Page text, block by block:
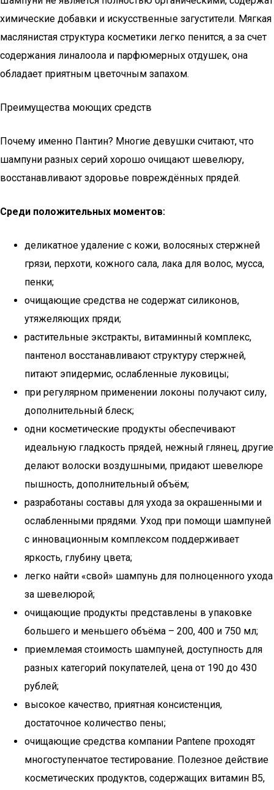
химические добавки и искусственные загустители. Мягкая
маслянистая структура косметики легко пенится, а за счет
содержания линалоола и парфюмерных отдушек, она
обладает приятным цветочным запахом.
Преимущества моющих средств
Почему именно Пантин? Многие девушки считают, что
шампуни разных серий хорошо очищают шевелюру,
восстанавливают здоровье повреждённых прядей.
Среди положительных моментов:
деликатное удаление с кожи, волосяных стержней
грязи, перхоти, кожного сала, лака для волос, мусса,
пенки;
очищающие средства не содержат силиконов,
утяжеляющих пряди;
растительные экстракты, витаминный комплекс,
пантенол восстанавливают структуру стержней,
питают эпидермис, ослабленные луковицы;
при регулярном применении локоны получают силу,
дополнительный блеск;
одни косметические продукты обеспечивают
идеальную гладкость прядей, нежный глянец, другие
делают волоски воздушными, придают шевелюре
пышность, дополнительный объём;
разработаны составы для ухода за окрашенными и
ослабленными прядями. Уход при помощи шампуней
с инновационным комплексом поддерживает
яркость, глубину цвета;
легко найти «свой» шампунь для полноценного ухода
за шевелюрой;
очищающие продукты представлены в упаковке
большего и меньшего объёма – 200, 400 и 750 мл;
приемлемая стоимость шампуней, доступность для
разных категорий покупателей, цена от 190 до 430
рублей;
высокое качество, приятная консистенция,
достаточное количество пены;
очищающие средства компании Pantene проходят
многоступенчатое тестирование. Полезное действие
косметических продуктов, содержащих витамин В5,